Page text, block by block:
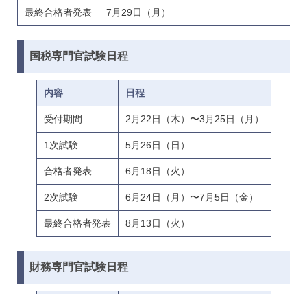
最終合格者発表 7月29日（月）
国税専門官試験日程
内容 日程
受付期間 2月22日（木）〜3月25日（月）
1次試験 5月26日（日）
合格者発表 6月18日（火）
2次試験 6月24日（月）〜7月5日（金）
最終合格者発表 8月13日（火）
財務専門官試験日程